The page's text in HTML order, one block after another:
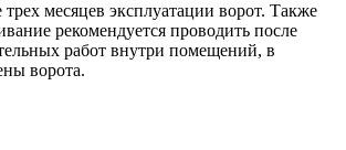
трех месяцев эксплуатации ворот. Также
рекомендуется проводить после
работ внутри помещений, в
ворота.